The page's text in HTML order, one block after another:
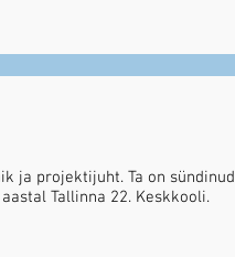
ja projektijuht. Ta on sündinud
Tallinna 22. Keskkooli.